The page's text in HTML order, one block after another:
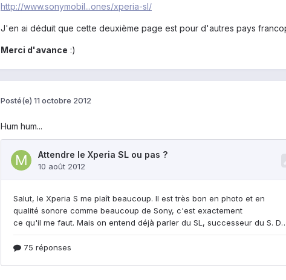
http://www.sonymobil...ones/xperia-sl/
J'en ai déduit que cette deuxième page est pour d'autres pays
Merci d'avance :)
Posté(e) 11 octobre 2012
Hum hum...